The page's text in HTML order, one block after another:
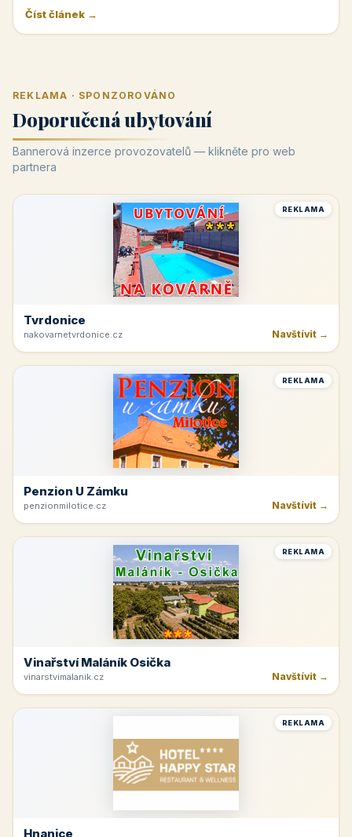
Číst článek →
REKLAMA · SPONZOROVÁNO
Doporučená ubytování
Bannerová inzerce provozovatelů — klikněte pro web
partnera
REKLAMA
Tvrdonice
nakovarnetvrdonice.cz Navštívit →
REKLAMA
Penzion U Zámku
penzionmilotice.cz Navštívit →
REKLAMA
Vinařství Maláník Osička
vinarstvimalanik.cz Navštívit →
REKLAMA
Hnanice